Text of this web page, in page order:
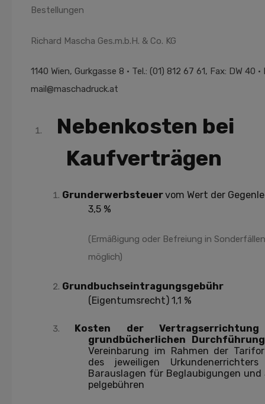
Bestellungen
Richard Mascha Ges.m.b.H. & Co. KG
1140 Wien, Gurkgasse 8 • Tel.: (01) 812 67 61, Fax: DW 40 •
mail@maschadruck.at
Nebenkosten bei
Kaufverträgen
Grunderwerbsteuervom Wert der
3,5 %
(Ermäßigung oder Befreiung in Sonderfällen
möglich)
Grundbuchseintragungsgebühr
(Eigentumsrecht) 1,1 %
Kosten der
grundbücherlichen
Vereinbarung im Rahmen der
des jeweiligen Urkundenerrichters
Barauslagen für Beglaubigungen
pelgebühren